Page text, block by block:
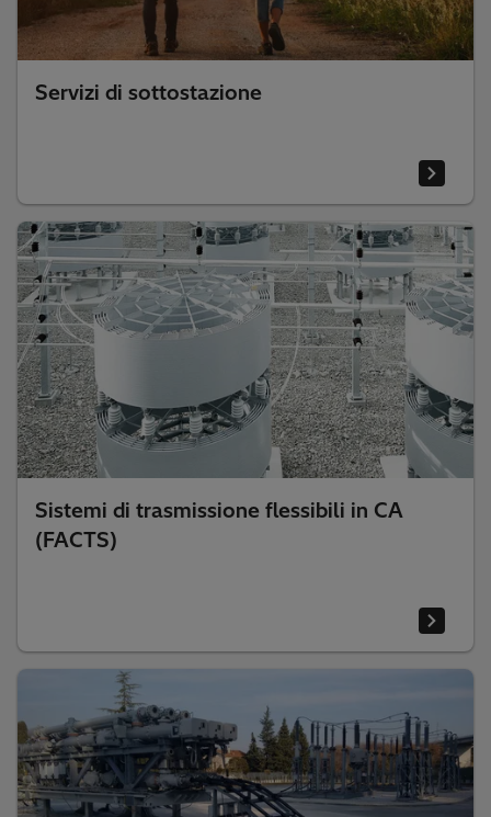
Servizi di sottostazione
Sistemi di trasmissione flessibili in CA
(FACTS)